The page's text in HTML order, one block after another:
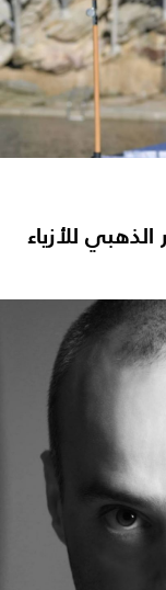
للأزياء